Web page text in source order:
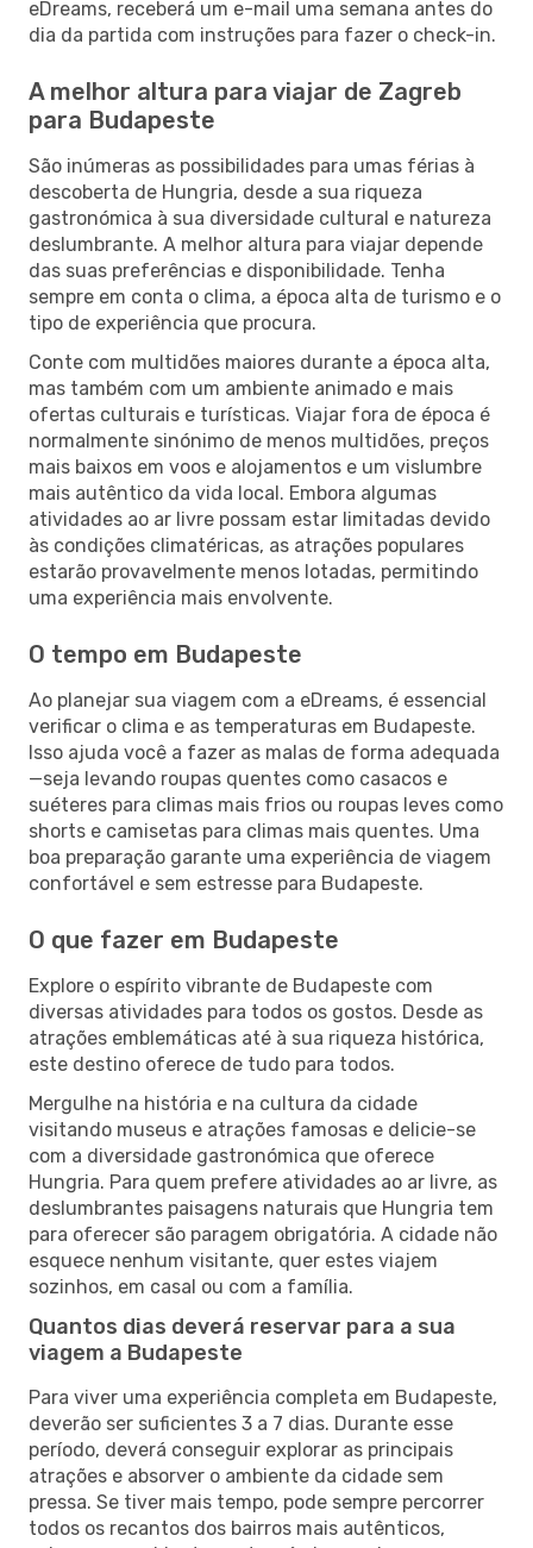
eDreams, receberá um e-mail uma semana antes do
dia da partida com instruções para fazer o check-in.
A melhor altura para viajar de Zagreb
para Budapeste
São inúmeras as possibilidades para umas férias à
descoberta de Hungria, desde a sua riqueza
gastronómica à sua diversidade cultural e natureza
deslumbrante. A melhor altura para viajar depende
das suas preferências e disponibilidade. Tenha
sempre em conta o clima, a época alta de turismo e o
tipo de experiência que procura.
Conte com multidões maiores durante a época alta,
mas também com um ambiente animado e mais
ofertas culturais e turísticas. Viajar fora de época é
normalmente sinónimo de menos multidões, preços
mais baixos em voos e alojamentos e um vislumbre
mais autêntico da vida local. Embora algumas
atividades ao ar livre possam estar limitadas devido
às condições climatéricas, as atrações populares
estarão provavelmente menos lotadas, permitindo
uma experiência mais envolvente.
O tempo em Budapeste
Ao planejar sua viagem com a eDreams, é essencial
verificar o clima e as temperaturas em Budapeste.
Isso ajuda você a fazer as malas de forma adequada
—seja levando roupas quentes como casacos e
suéteres para climas mais frios ou roupas leves como
shorts e camisetas para climas mais quentes. Uma
boa preparação garante uma experiência de viagem
confortável e sem estresse para Budapeste.
O que fazer em Budapeste
Explore o espírito vibrante de Budapeste com
diversas atividades para todos os gostos. Desde as
atrações emblemáticas até à sua riqueza histórica,
este destino oferece de tudo para todos.
Mergulhe na história e na cultura da cidade
visitando museus e atrações famosas e delicie-se
com a diversidade gastronómica que oferece
Hungria. Para quem prefere atividades ao ar livre, as
deslumbrantes paisagens naturais que Hungria tem
para oferecer são paragem obrigatória. A cidade não
esquece nenhum visitante, quer estes viajem
sozinhos, em casal ou com a família.
Quantos dias deverá reservar para a sua
viagem a Budapeste
Para viver uma experiência completa em Budapeste,
deverão ser suficientes 3 a 7 dias. Durante esse
período, deverá conseguir explorar as principais
atrações e absorver o ambiente da cidade sem
pressa. Se tiver mais tempo, pode sempre percorrer
todos os recantos dos bairros mais autênticos,